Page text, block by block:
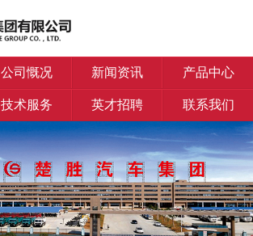
公司慨况 新闻资讯
产品中心
技术服务 英才招聘 联系我们